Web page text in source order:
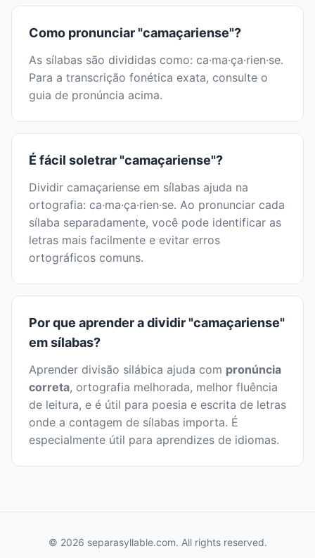
Como pronunciar "camaçariense"?
As sílabas são divididas como: ca·ma·ça·rien·se.
Para a transcrição fonética exata, consulte o
guia de pronúncia acima.
É fácil soletrar "camaçariense"?
Dividir camaçariense em sílabas ajuda na
ortografia: ca·ma·ça·rien·se. Ao pronunciar cada
sílaba separadamente, você pode identificar as
letras mais facilmente e evitar erros
ortográficos comuns.
Por que aprender a dividir "camaçariense"
em sílabas?
Aprender divisão silábica ajuda com pronúncia
correta, ortografia melhorada, melhor fluência
de leitura, e é útil para poesia e escrita de letras
onde a contagem de sílabas importa. É
especialmente útil para aprendizes de idiomas.
© 2026 separasyllable.com. All rights reserved.